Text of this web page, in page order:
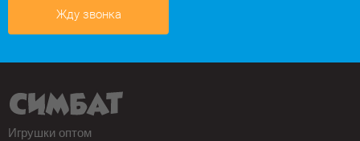
Жду звонка
Игрушки оптом